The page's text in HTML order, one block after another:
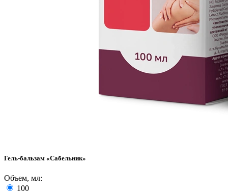
Гель-бальзам «Сабельник»
Объем, мл:
100